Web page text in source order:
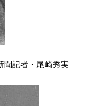
聞記者・尾崎秀実